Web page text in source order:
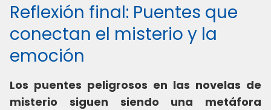
Reflexión final: Puentes que
conectan el misterio y la
emoción
Los puentes peligrosos en las novelas de
misterio siguen siendo una metáfora